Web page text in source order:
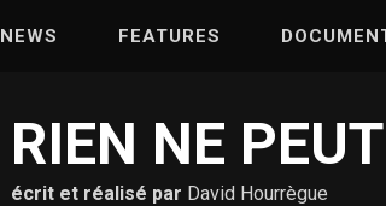
NEWS FEATURES
RIEN NE
écrit et réalisé par David Hourrègue